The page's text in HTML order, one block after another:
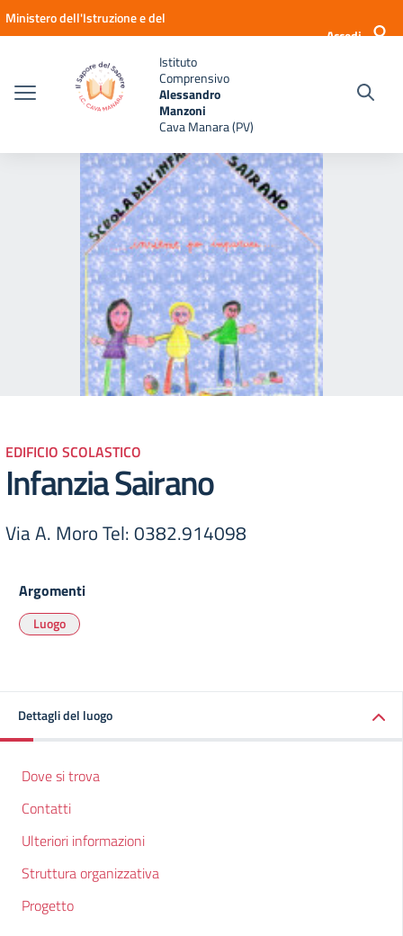
Vai ai contenuti
Vai al menu di navigazione
Vai al footer
Ministero dell'Istruzione e del
Accedi
Istituto
Comprensivo
Alessandro
Manzoni
Cava Manara (PV)
EDIFICIO SCOLASTICO
Infanzia Sairano
Via A. Moro Tel: 0382.914098
Argomenti
Luogo
Dettagli del luogo
Dove si trova
Contatti
Ulteriori informazioni
Struttura organizzativa
Progetto